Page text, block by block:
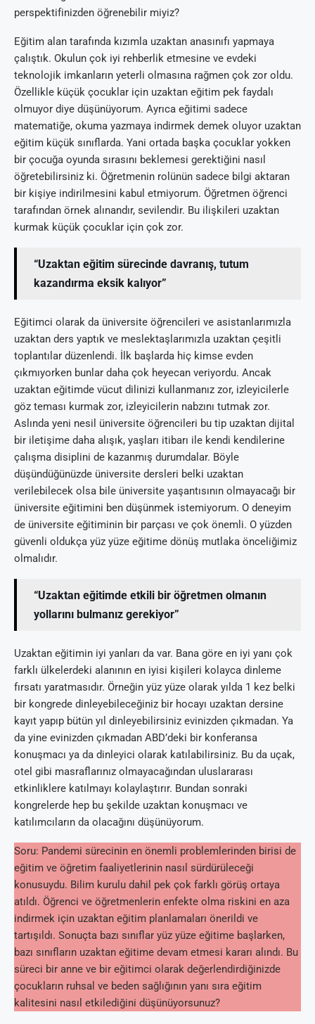
perspektifinizden öğrenebilir miyiz?
Eğitim alan tarafında kızımla uzaktan anasınıfı yapmaya
çalıştık. Okulun çok iyi rehberlik etmesine ve evdeki
teknolojik imkanların yeterli olmasına rağmen çok zor oldu.
Özellikle küçük çocuklar için uzaktan eğitim pek faydalı
olmuyor diye düşünüyorum. Ayrıca eğitimi sadece
matematiğe, okuma yazmaya indirmek demek oluyor uzaktan
eğitim küçük sınıflarda. Yani ortada başka çocuklar yokken
bir çocuğa oyunda sırasını beklemesi gerektiğini nasıl
öğretebilirsiniz ki. Öğretmenin rolünün sadece bilgi aktaran
bir kişiye indirilmesini kabul etmiyorum. Öğretmen öğrenci
tarafından örnek alınandır, sevilendir. Bu ilişkileri uzaktan
kurmak küçük çocuklar için çok zor.
“Uzaktan eğitim sürecinde davranış, tutum
kazandırma eksik kalıyor”
Eğitimci olarak da üniversite öğrencileri ve asistanlarımızla
uzaktan ders yaptık ve meslektaşlarımızla uzaktan çeşitli
toplantılar düzenlendi. İlk başlarda hiç kimse evden
çıkmıyorken bunlar daha çok heyecan veriyordu. Ancak
uzaktan eğitimde vücut dilinizi kullanmanız zor, izleyicilerle
göz teması kurmak zor, izleyicilerin nabzını tutmak zor.
Aslında yeni nesil üniversite öğrencileri bu tip uzaktan dijital
bir iletişime daha alışık, yaşları itibarı ile kendi kendilerine
çalışma disiplini de kazanmış durumdalar. Böyle
düşündüğünüzde üniversite dersleri belki uzaktan
verilebilecek olsa bile üniversite yaşantısının olmayacağı bir
üniversite eğitimini ben düşünmek istemiyorum. O deneyim
de üniversite eğitiminin bir parçası ve çok önemli. O yüzden
güvenli oldukça yüz yüze eğitime dönüş mutlaka önceliğimiz
olmalıdır.
“Uzaktan eğitimde etkili bir öğretmen olmanın
yollarını bulmanız gerekiyor”
Uzaktan eğitimin iyi yanları da var. Bana göre en iyi yanı çok
farklı ülkelerdeki alanının en iyisi kişileri kolayca dinleme
fırsatı yaratmasıdır. Örneğin yüz yüze olarak yılda 1 kez belki
bir kongrede dinleyebileceğiniz bir hocayı uzaktan dersine
kayıt yapıp bütün yıl dinleyebilirsiniz evinizden çıkmadan. Ya
da yine evinizden çıkmadan ABD’deki bir konferansa
konuşmacı ya da dinleyici olarak katılabilirsiniz. Bu da uçak,
otel gibi masraflarınız olmayacağından uluslararası
etkinliklere katılmayı kolaylaştırır. Bundan sonraki
kongrelerde hep bu şekilde uzaktan konuşmacı ve
katılımcıların da olacağını düşünüyorum.
Soru: Pandemi sürecinin en önemli problemlerinden birisi de
eğitim ve öğretim faaliyetlerinin nasıl sürdürüleceği
konusuydu. Bilim kurulu dahil pek çok farklı görüş ortaya
atıldı. Öğrenci ve öğretmenlerin enfekte olma riskini en aza
indirmek için uzaktan eğitim planlamaları önerildi ve
tartışıldı. Sonuçta bazı sınıflar yüz yüze eğitime başlarken,
bazı sınıfların uzaktan eğitime devam etmesi kararı alındı. Bu
süreci bir anne ve bir eğitimci olarak değerlendirdiğinizde
çocukların ruhsal ve beden sağlığının yanı sıra eğitim
kalitesini nasıl etkilediğini düşünüyorsunuz?